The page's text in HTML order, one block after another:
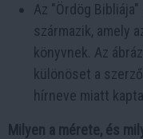
Az "Ördög
származik, amely
könyvnek. Az
különöset a
hírneve miatt
Milyen a mérete, és